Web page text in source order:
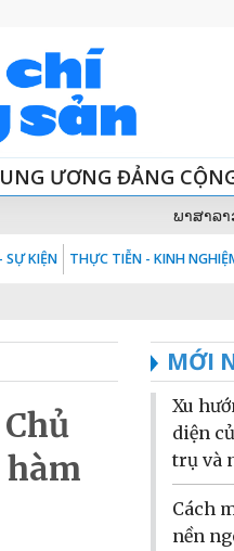
ƯƠNG ĐẢNG
ພາສາລາ
SỰ KIỆN THỰC TIỄN - KINH
MỚI
Xu
diện
trụ và
Cách
nền